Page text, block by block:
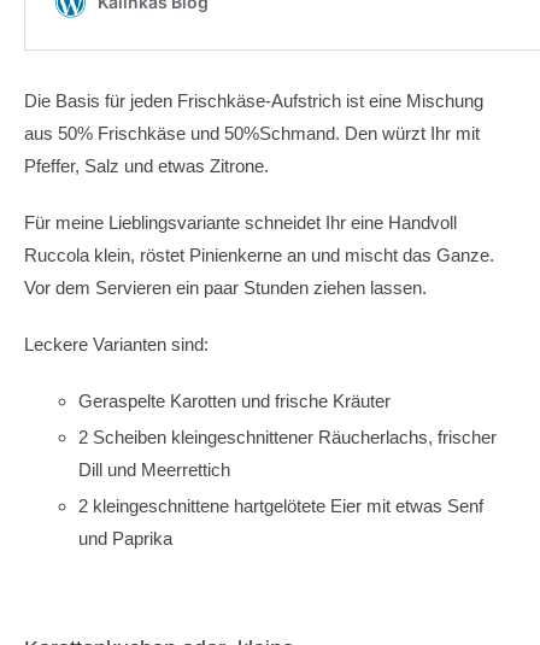
Die Basis für jeden Frischkäse-Aufstrich ist eine Mischung
aus 50% Frischkäse und 50%Schmand. Den würzt Ihr mit
Pfeffer, Salz und etwas Zitrone.
Für meine Lieblingsvariante schneidet Ihr eine Handvoll
Ruccola klein, röstet Pinienkerne an und mischt das Ganze.
Vor dem Servieren ein paar Stunden ziehen lassen.
Leckere Varianten sind:
Geraspelte Karotten und frische Kräuter
2 Scheiben kleingeschnittener Räucherlachs, frischer
Dill und Meerrettich
2 kleingeschnittene hartgelötete Eier mit etwas Senf
und Paprika